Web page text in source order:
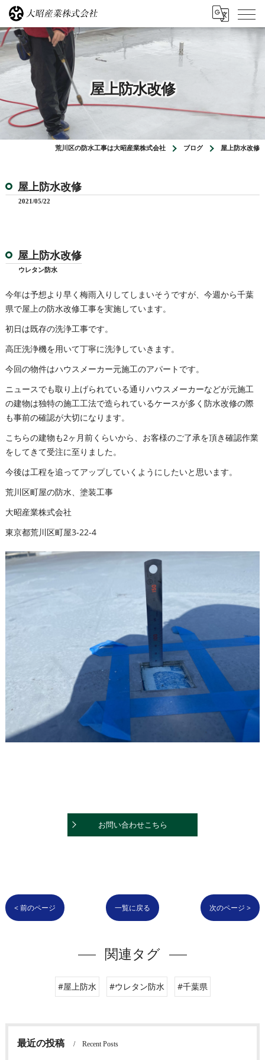
屋上防水改修
荒川区の防水工事は大昭産業株式会社 ブログ 屋上防水改修
屋上防水改修
2021/05/22
屋上防水改修
ウレタン防水
今年は予想より早く梅雨入りしてしまいそうですが、今週から千葉
県で屋上の防水改修工事を実施しています。
初日は既存の洗浄工事です。
高圧洗浄機を用いて丁寧に洗浄していきます。
今回の物件はハウスメーカー元施工のアパートです。
ニュースでも取り上げられている通りハウスメーカーなどが元施工
の建物は独特の施工工法で造られているケースが多く防水改修の際
も事前の確認が大切になります。
こちらの建物も2ヶ月前くらいから、お客様のご了承を頂き確認作業
をしてきて受注に至りました。
今後は工程を追ってアップしていくようにしたいと思います。
荒川区町屋の防水、塗装工事
大昭産業株式会社
東京都荒川区町屋3-22-4
お問い合わせこちら
< 前のページ 一覧に戻る 次のページ >
関連タグ
#屋上防水 #ウレタン防水 #千葉県
最近の投稿 Recent Posts